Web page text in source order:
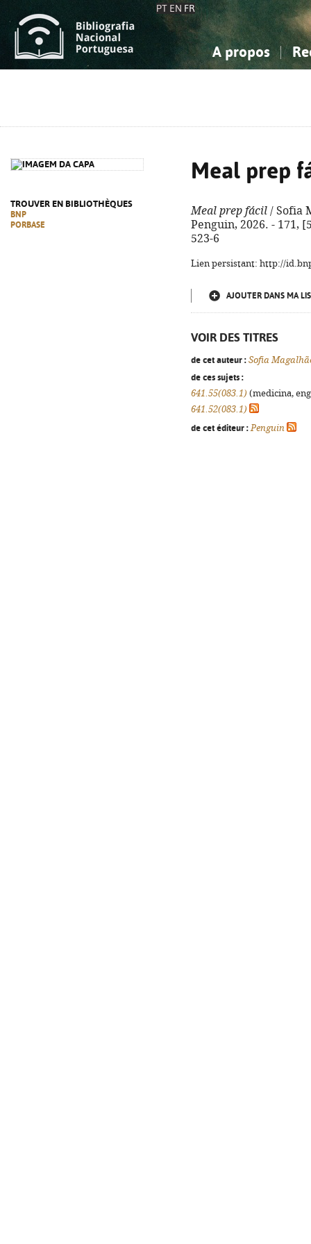
PT EN FR
A propos
TROUVER EN BIBLIOTHÈQUES
BNP
PORBASE
Meal prep
Meal prep fácil / Sofia
Penguin, 2026. - 171,
523-6
Lien persistant: http://
AJOUTER DANS MA
VOIR DES TITRES
de cet auteur : Sofia
de ces sujets :
641.55(083.1) (medicina,
641.52(083.1)
de cet éditeur : Penguin